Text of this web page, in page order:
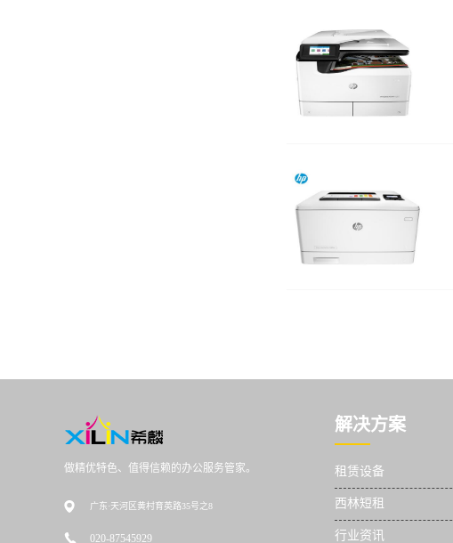
做精优特色、值得信赖的办公服务管家。
广东·天河区黄村育英路35号之8
020-87545929
解决方案
租赁设备
西林短租
行业资讯